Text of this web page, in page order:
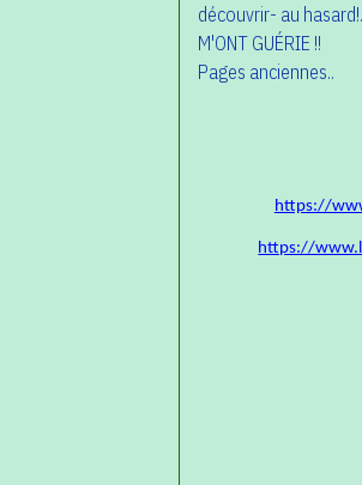
découvrir- au hasard!.
M'ONT GUÉRIE !!
Pages anciennes..
https://
https://